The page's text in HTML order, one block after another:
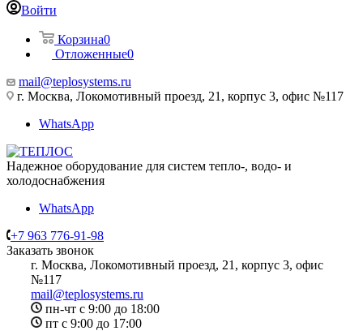
Войти
Корзина0
Отложенные0
mail@teplosystems.ru
г. Москва, Локомотивный проезд, 21, корпус 3, офис №117
WhatsApp
Надежное оборудование для систем тепло-, водо- и
холодоснабжения
WhatsApp
+7 963 776-91-98
Заказать звонок
г. Москва, Локомотивный проезд, 21, корпус 3, офис
№117
mail@teplosystems.ru
пн-чт с 9:00 до 18:00
пт с 9:00 до 17:00